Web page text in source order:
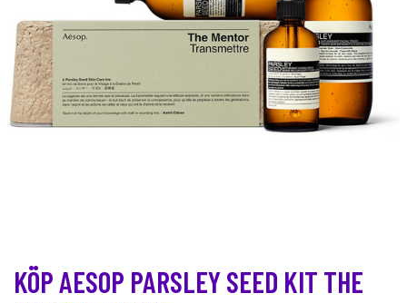
KÖP AESOP PARSLEY SEED KIT THE